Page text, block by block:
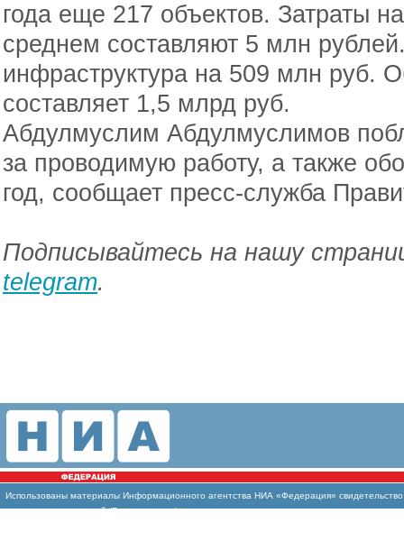
года еще 217 объектов. Затраты
среднем составляют 5 млн
инфраструктура на 509 млн руб.
составляет 1,5 млрд руб.
Абдулмуслим Абдулмуслимов
за проводимую работу, а также
год, сообщает пресс-служба
Подписывайтесь на нашу
telegram.
Использованы материалы Информационного агентства НИА «Федерация»
массовых коммуникаций (Роскомнадзор)